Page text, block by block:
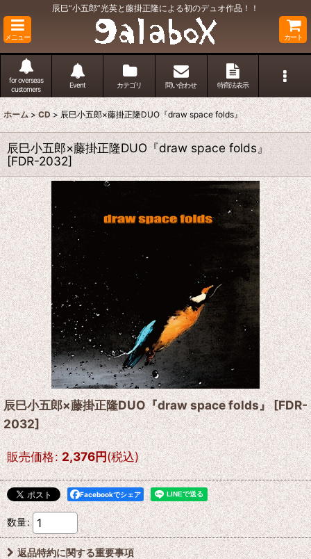
辰巳“小五郎”光英と藤掛正隆による初のデュオ作品！！
メニュー カート
for overseas
customers
Event カテゴリ 問い合わせ 特商法表示
ホーム > CD > 辰巳小五郎×藤掛正隆DUO『draw space folds』
辰巳小五郎×藤掛正隆DUO『draw space folds』
[FDR-2032]
辰巳小五郎×藤掛正隆DUO『draw space folds』 [FDR-
2032]
販売価格: 2,376円(税込)
Facebookでシェア
数量:
返品特約に関する重要事項